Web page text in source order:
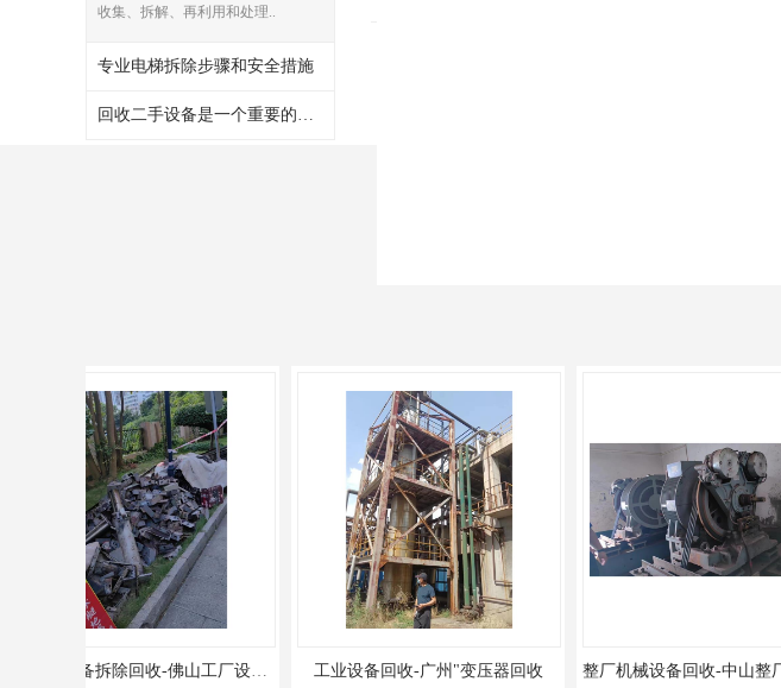
收集、拆解、再利用和处理..
专业电梯拆除步骤和安全措施
回收二手设备是一个重要的环保和资源再利用的过程
工业设备回收-广州"变压器回收 整厂机械设备回收-中山整厂设备拆除回收